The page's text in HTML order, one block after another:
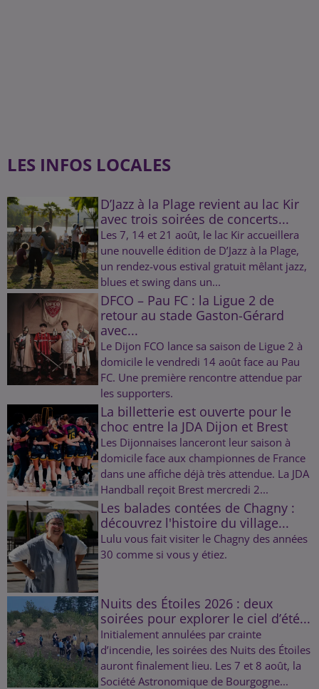
LES INFOS LOCALES
D’Jazz à la Plage revient au lac Kir
avec trois soirées de concerts...
Les 7, 14 et 21 août, le lac Kir accueillera
une nouvelle édition de D’Jazz à la Plage,
un rendez-vous estival gratuit mêlant jazz,
blues et swing dans un...
DFCO – Pau FC : la Ligue 2 de
retour au stade Gaston-Gérard
avec...
Le Dijon FCO lance sa saison de Ligue 2 à
domicile le vendredi 14 août face au Pau
FC. Une première rencontre attendue par
les supporters.
La billetterie est ouverte pour le
choc entre la JDA Dijon et Brest
Les Dijonnaises lanceront leur saison à
domicile face aux championnes de France
dans une affiche déjà très attendue. La JDA
Handball reçoit Brest mercredi 2...
Les balades contées de Chagny :
découvrez l'histoire du village...
Lulu vous fait visiter le Chagny des années
30 comme si vous y étiez.
Nuits des Étoiles 2026 : deux
soirées pour explorer le ciel d’été...
Initialement annulées par crainte
d’incendie, les soirées des Nuits des Étoiles
auront finalement lieu. Les 7 et 8 août, la
Société Astronomique de Bourgogne...